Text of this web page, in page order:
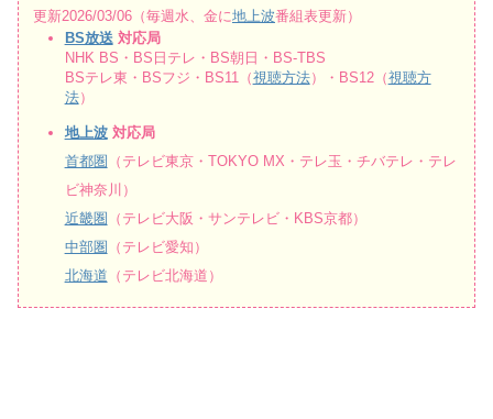
更新2026/03/06（毎週水、金に地上波番組表更新）
BS放送 対応局
NHK BS・BS日テレ・BS朝日・BS-TBS
BSテレ東・BSフジ・BS11（視聴方法）・BS12（視聴方
法）
地上波対応局
首都圏 （テレビ東京・TOKYO MX・テレ玉・チバテレ・テレ
ビ神奈川）
近畿圏 （テレビ大阪・サンテレビ・KBS京都）
中部圏 （テレビ愛知）
北海道 （テレビ北海道）